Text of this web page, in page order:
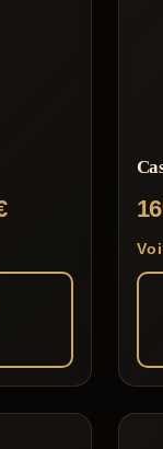
Plage
prix :
179,00 €